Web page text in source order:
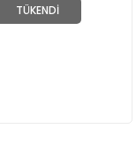
TÜKENDI